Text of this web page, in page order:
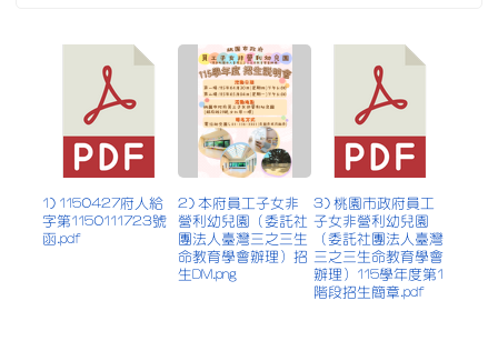
1) 1150427府人給
字第1150111723號
函.pdf
2) 本府員工子女非
營利幼兒園（委託社
團法人臺灣三之三生
命教育學會辦理）招
生DM.png
3) 桃園市政府員工
子女非營利幼兒園
（委託社團法人臺灣
三之三生命教育學會
辦理）115學年度第1
階段招生簡章.pdf